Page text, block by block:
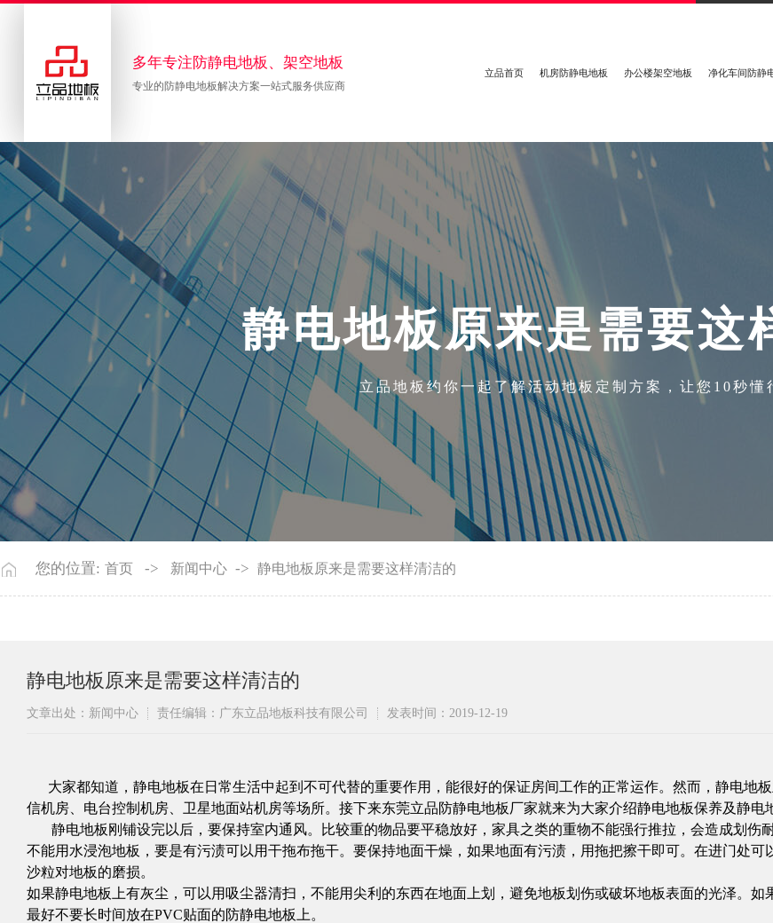
多年专注防静电地板、架空地板
专业的防静电地板解决方案一站式服务供应商
立品首页 机房防静电地板 办公楼架空地板 净化车间防静
静电地板原来是需要这
立品地板约你一起了解活动地板定制方案，让您10秒懂
您的位置: 首页 -> 新闻中心 -> 静电地板原来是需要这样清洁的
静电地板原来是需要这样清洁的
文章出处：新闻中心 责任编辑：广东立品地板科技有限公司 发表时间：2019-12-19
​大家都知道， 静电地板在日常生活中起到不可代替的重要作用，能很好的保证房间工作的正常运作。然而，静电地
信机房、电台控制机房、卫星地面站机房等场所。接下来东莞立品防静电地板​厂家就来为大家介绍静电地板保养及静电
静电地板刚铺设完以后，要保持室内通风。比较重的物品要平稳放好，家具之类的重物不能强行推拉，会造成划伤
不能用水浸泡地板，要是有污渍可以用干拖布拖干。要保持地面干燥，如果地面有污渍，用拖把擦干即可。在进门处可
沙粒对地板的磨损。
如果静电地板上有灰尘，可以用吸尘器清扫，不能用尖利的东西在地面上划，避免地板划伤或破坏地板表面的光泽。如
最好不要长时间放在PVC贴面的防静电​地板 上。